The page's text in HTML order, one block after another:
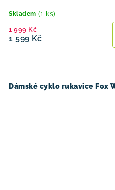
Skladem (1 ks)
1 599 Kč
1 999 Kč
Dámské cyklo rukavice Fox